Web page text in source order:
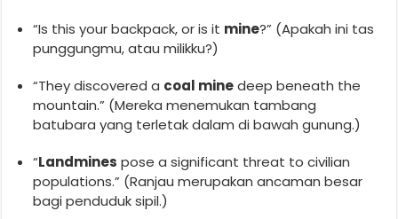
“Is this your backpack, or is it mine?” (Apakah ini tas
punggungmu, atau milikku?)
“They discovered a coal minedeep beneath the
mountain.” (Mereka menemukan tambang
batubara yang terletak dalam di bawah gunung.)
“Landmines pose a significant threat to civilian
populations.” (Ranjau merupakan ancaman besar
bagi penduduk sipil.)